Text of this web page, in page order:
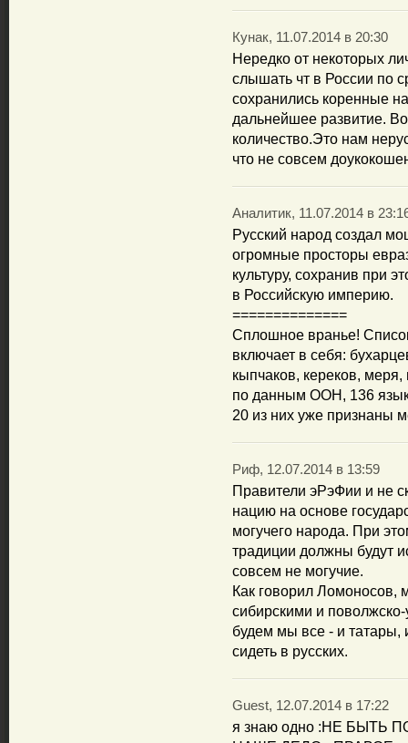
Кунак, 11.07.2014 в 20:30
Нередко от некоторых
слышать чт в России по
сохранились коренные
дальнейшее развитие.
количество.Это нам
что не совсем
Аналитик, 11.07.2014 в
Русский народ создал
огромные просторы
культуру, сохранив при
в Российскую империю.
==============
Сплошное вранье!
включает в себя:
кыпчаков, кереков,
по данным ООН, 136
20 из них уже признаны
Риф, 12.07.2014 в 13:59
Правители эРэФии и не
нацию на основе
могучего народа. При
традиции должны будут
совсем не могучие.
Как говорил Ломоносов,
сибирскими и
будем мы все - и татары,
сидеть в русских.
Guest, 12.07.2014 в 17:22
я знаю одно :НЕ БЫТЬ